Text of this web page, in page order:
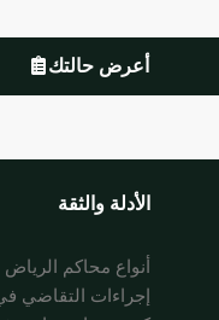
أعرض حالتك
الأدلة والثقة
أنواع محاكم الرياض
إجراءات التقاضي